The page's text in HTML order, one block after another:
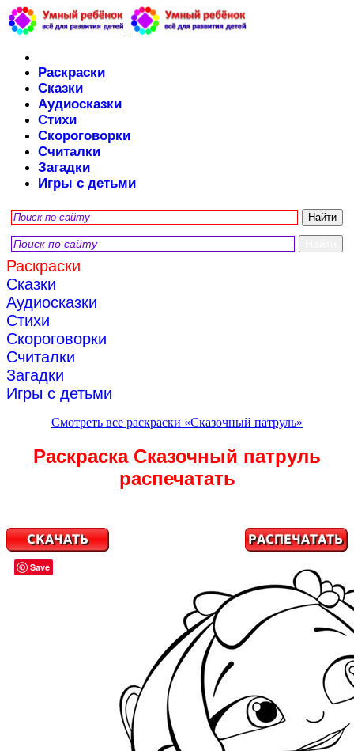
Раскраски
Сказки
Аудиосказки
Стихи
Скороговорки
Считалки
Загадки
Игры с детьми
Раскраски
Сказки
Аудиосказки
Стихи
Скороговорки
Считалки
Загадки
Игры с детьми
Смотреть все раскраски «Сказочный патруль»
Раскраска Сказочный патруль
распечатать
Save